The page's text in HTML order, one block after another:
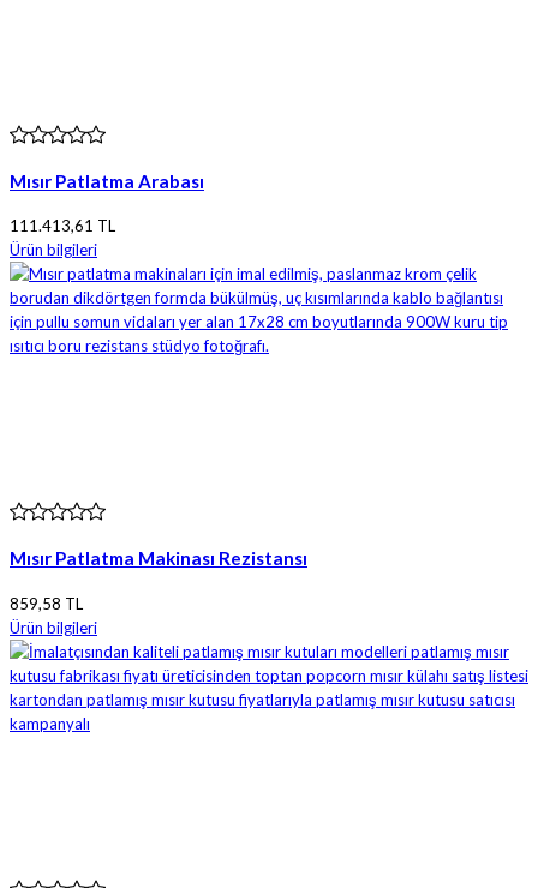
Mısır Patlatma Arabası
111.413,61 TL
Ürün bilgileri
Mısır Patlatma Makinası Rezistansı
859,58 TL
Ürün bilgileri